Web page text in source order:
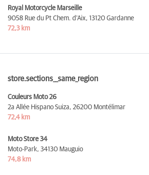
Royal Motorcycle Marseille
9058 Rue du Pt Chem. d'Aix, 13120 Gardanne
72,3 km
store.sections__same_region
Couleurs Moto 26
2a Allée Hispano Suiza, 26200 Montélimar
72,4 km
Moto Store 34
Moto-Park, 34130 Mauguio
74,8 km